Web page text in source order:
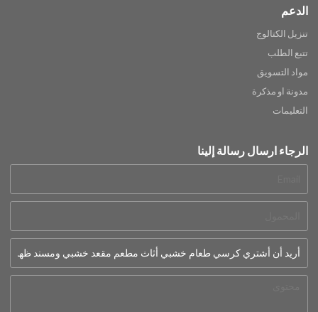
الدعم
تنزيل الكتالوج
تتبع الطلب
مواد التسويق
مدونة او مذكرة
التعليمات
الرجاء ارسال رسالة إلينا